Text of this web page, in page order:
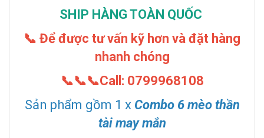
SHIP HÀNG TOÀN QUỐC
📞 Để được tư vấn kỹ hơn và đặt hàng
nhanh chóng
📞📞📞Call: 0799968108
Sản phẩm gồm 1 x Combo 6 mèo thần
tài may mắn